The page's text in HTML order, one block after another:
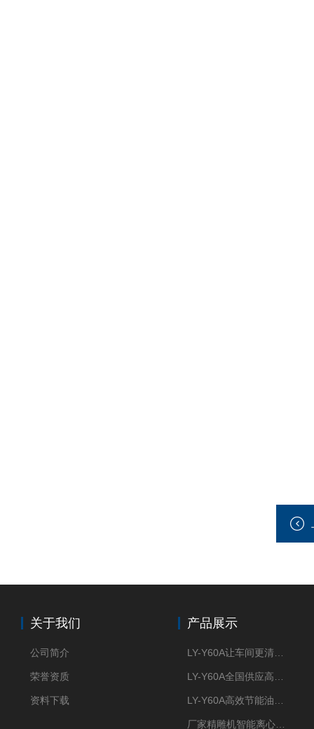
关于我们
公司简介
荣誉资质
资料下载
产品展示